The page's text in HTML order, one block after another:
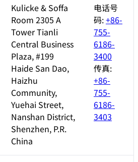
Kulicke & Soffa
Room 2305 A
Tower Tianli
Central Business
Plaza, #199
Haide San Dao,
Haizhu
Community,
Yuehai Street,
Nanshan District,
Shenzhen, P.R.
China
电话号
码:+86-
755-
6186-
3400
传真:
+86-
755-
6186-
3403